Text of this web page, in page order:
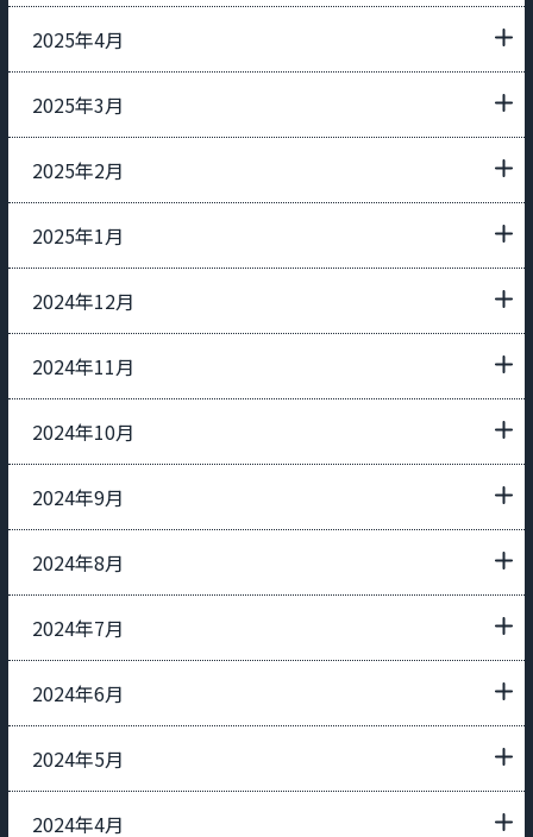
2025年4月
2025年3月
2025年2月
2025年1月
2024年12月
2024年11月
2024年10月
2024年9月
2024年8月
2024年7月
2024年6月
2024年5月
2024年4月